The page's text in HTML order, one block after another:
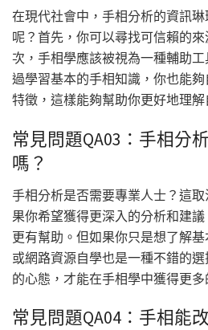
在現代社會中，手相分析的資訊
呢？首先，你可以尋找可信賴的
次，手相學應該被視為一種輔助
過學習基本的手相知識，你也能
特徵，這樣能夠幫助你更好地理解
常見問題QA03：手相分
嗎？
手相分析是否需要專業人士？這
果你希望獲得更深入的分析和建
更有幫助。但如果你只是想了解
或網路資源自學也是一種不錯的
的心態，才能在手相學中獲得更多
常見問題QA04：手相能